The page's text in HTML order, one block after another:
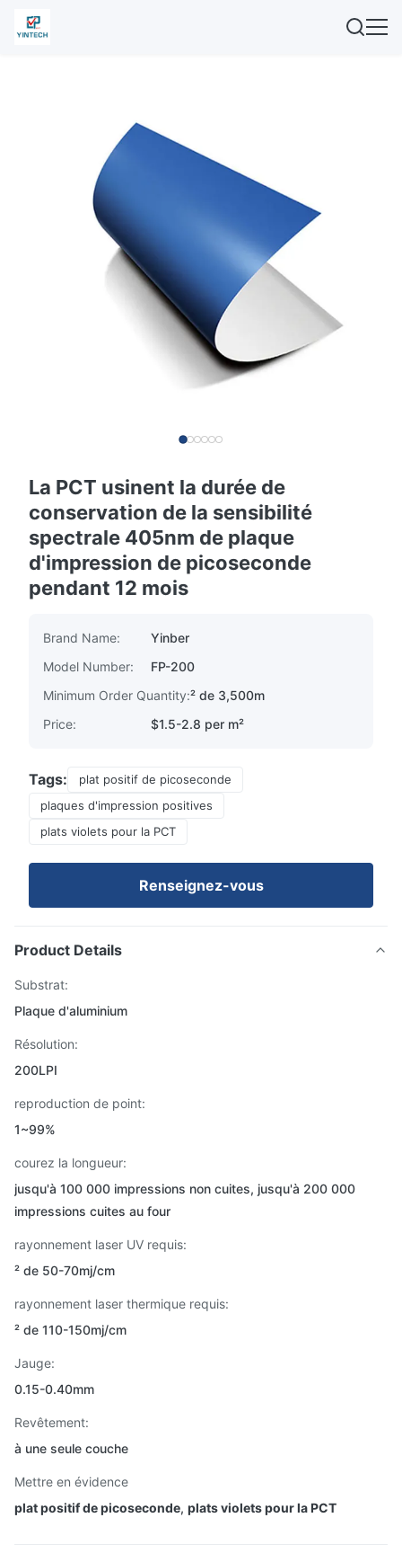
La PCT usinent la durée de
conservation de la sensibilité
spectrale 405nm de plaque
d'impression de picoseconde
pendant 12 mois
Brand Name:
Yinber
Model Number:
FP-200
Minimum Order Quantity:² de 3,500m
Price:
$1.5-2.8 per m²
Tags:
plat positif de picoseconde
plaques d'impression positives
plats violets pour la PCT
Renseignez-vous
Product Details
Substrat:
Plaque d'aluminium
Résolution:
200LPI
reproduction de point:
1~99%
courez la longueur:
jusqu'à 100 000 impressions non cuites, jusqu'à 200 000
impressions cuites au four
rayonnement laser UV requis:
² de 50-70mj/cm
rayonnement laser thermique requis:
² de 110-150mj/cm
Jauge:
0.15-0.40mm
Revêtement:
à une seule couche
Mettre en évidence
plat positif de picoseconde, plats violets pour la PCT